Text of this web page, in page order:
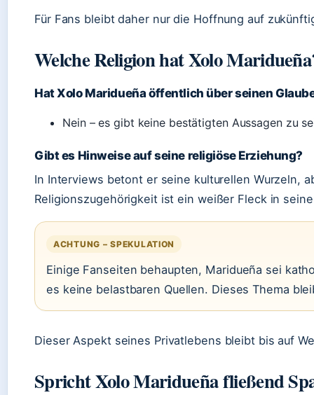
Für Fans bleibt daher nur die Hoffnung auf
Welche Religion hat Xolo
Hat Xolo Maridueña öffentlich über seinen
Nein – es gibt keine bestätigten Aussagen zu
Gibt es Hinweise auf seine religiöse Erziehung?
In Interviews betont er seine kulturellen Wurzeln,
Religionszugehörigkeit ist ein weißer Fleck in
ACHTUNG – SPEKULATION
Einige Fanseiten behaupten, Maridueña sei
es keine belastbaren Quellen. Dieses Thema
Dieser Aspekt seines Privatlebens bleibt bis auf
Spricht Xolo Maridueña fließend